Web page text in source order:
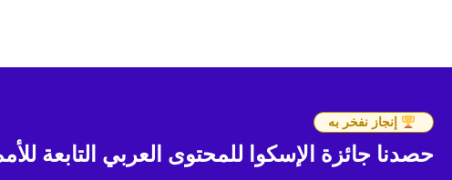
إنجاز نفخر به
حصدنا جائزة الإسكوا للمحتوى العربي التابعة للأمم